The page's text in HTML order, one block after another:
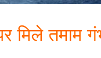
मिले तमाम